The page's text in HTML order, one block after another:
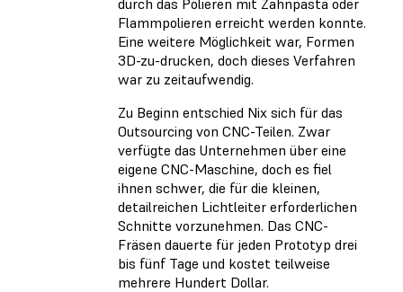
Flammpolieren erreicht werden konnte.
Eine weitere Möglichkeit war, Formen
3D-zu-drucken, doch dieses Verfahren
war zu zeitaufwendig.
Zu Beginn entschied Nix sich für das
Outsourcing von CNC-Teilen. Zwar
verfügte das Unternehmen über eine
eigene CNC-Maschine, doch es fiel
ihnen schwer, die für die kleinen,
detailreichen Lichtleiter erforderlichen
Schnitte vorzunehmen. Das CNC-
Fräsen dauerte für jeden Prototyp drei
bis fünf Tage und kostet teilweise
mehrere Hundert Dollar.